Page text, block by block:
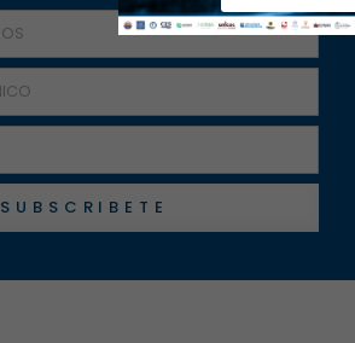
SUBSCRIBETE